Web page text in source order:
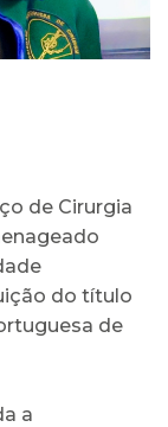
de Cirurgia
do título
de
a